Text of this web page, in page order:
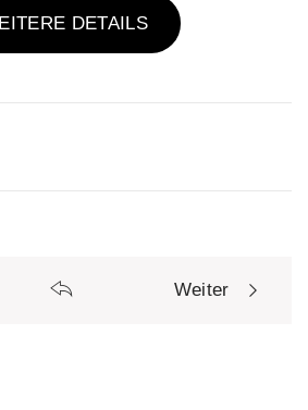
DETAILS
Weiter